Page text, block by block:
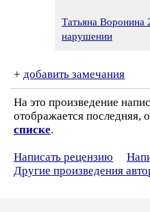
Татьяна Воронина
нарушении
+ добавить замечания
На это произведение
отображается последняя,
списке.
Написать рецензию
Другие произведения